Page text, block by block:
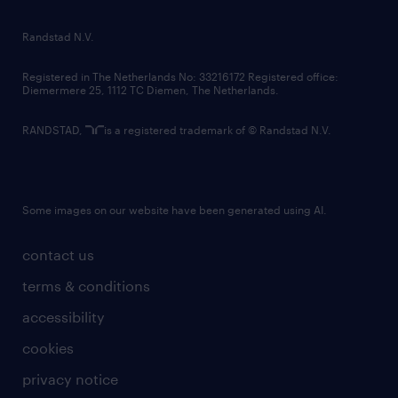
country websites
contact us
terms & conditions
accessibility
cookies
privacy notice
Randstad N.V.
Registered in The Netherlands No: 33216172 Registered office:
Diemermere 25, 1112 TC Diemen, The Netherlands.
RANDSTAD, is a registered trademark of © Randstad N.V.
Some images on our website have been generated using AI.